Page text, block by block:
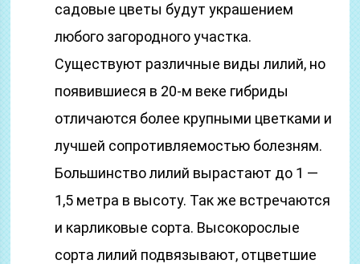
садовые цветы будут украшением
любого загородного участка.
Существуют различные виды лилий, но
появившиеся в 20-м веке гибриды
отличаются более крупными цветками и
лучшей сопротивляемостью болезням.
Большинство лилий вырастают до 1 —
1,5 метра в высоту. Так же встречаются
и карликовые сорта. Высокорослые
сорта лилий подвязывают, отцветшие